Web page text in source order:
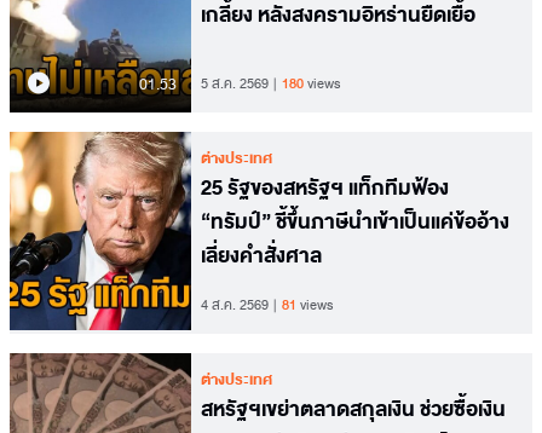
01.53
เกลี้ยง หลังสงครามอิหร่านยืดเยื้อ
5 ส.ค. 2569 180views
ต่างประเทศ
25 รัฐของสหรัฐฯ แท็กทีมฟ้อง
“ทรัมป์” ชี้ขึ้นภาษีนำเข้าเป็นแค่ข้ออ้าง
เลี่ยงคำสั่งศาล
4 ส.ค. 2569 81 views
ต่างประเทศ
สหรัฐฯเขย่าตลาดสกุลเงิน ช่วยซื้อเงิน